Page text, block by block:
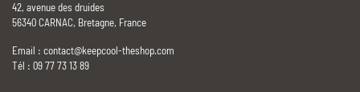
42, avenue des druides
56340 CARNAC, Bretagne, France
Email : contact@keepcool-theshop.com
Tél : 09 77 73 13 89